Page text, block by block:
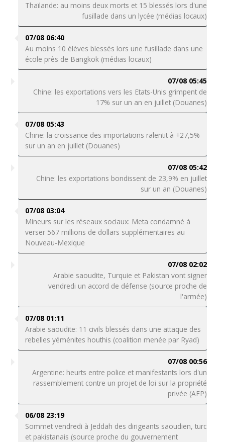
Thaïlande: au moins deux morts et 15 blessés lors d'une
fusillade dans un lycée (médias locaux)
07/08 06:40
Au moins 10 élèves blessés lors une fusillade dans une
école près de Bangkok (médias locaux)
07/08 05:45
Chine: les exportations vers les Etats-Unis grimpent de
17% sur un an en juillet (Douanes)
07/08 05:43
Chine: la croissance des importations ralentit à +27,5%
sur un an en juillet (Douanes)
07/08 05:42
Chine: les exportations bondissent de 23,9% en juillet
sur un an (Douanes)
07/08 03:04
Mineurs sur les réseaux sociaux: Meta condamné à
verser 567 millions de dollars supplémentaires au
Nouveau-Mexique
07/08 02:02
Arabie saoudite, Turquie et Pakistan vont signer
vendredi un accord de défense (source proche de
l'armée)
07/08 01:11
Arabie saoudite: 11 civils blessés dans une attaque des
rebelles yéménites houthis (coalition menée par Ryad)
07/08 00:56
Argentine: heurts entre police et manifestants lors d'un
rassemblement contre un projet de loi sur la propriété
privée (AFP)
06/08 23:19
Sommet vendredi à Jeddah des dirigeants saoudien, turc
et pakistanais (source proche du gouvernement